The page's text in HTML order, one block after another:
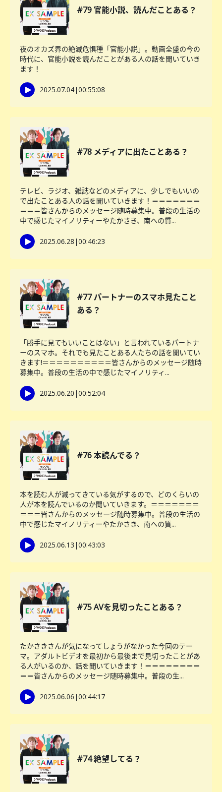
#79 官能小説、読んだことある？
夜のオカズ界の絶滅危惧種「官能小説」。動画全盛の今の
時代に、官能小説を読んだことがある人の話を聞いていき
ます！
2025.07.04|00:55:08
#78 メディアに出たことある？
テレビ、ラジオ、雑誌などのメディアに、少しでもいいの
で出たことある人の話を聞いていきます！＝＝＝＝＝＝＝
＝＝＝皆さんからのメッセージ随時募集中。普段の生活の
中で感じたマイノリティーやたかさき、南への質...
2025.06.28 |00:46:23
#77 パートナーのスマホ見たこと
ある？
「勝手に見てもいいことはない」と言われているパートナ
ーのスマホ。それでも見たことある人たちの話を聞いてい
きます!＝＝＝＝＝＝＝＝＝＝皆さんからのメッセージ随時
募集中。普段の生活の中で感じたマイノリティ...
2025.06.20 |00:52:04
#76 本読んでる？
本を読む人が減ってきている気がするので、どのくらいの
人が本を読んでいるのか聞いていきます。＝＝＝＝＝＝＝
＝＝＝皆さんからのメッセージ随時募集中。普段の生活の
中で感じたマイノリティーやたかさき、南への質...
2025.06.13 |00:43:03
#75 AVを見切ったことある？
たかさきさんが気になってしょうがなかった今回のテー
マ。アダルトビデオを最初から最後まで見切ったことがあ
る人がいるのか、話を聞いていきます！＝＝＝＝＝＝＝＝
＝＝皆さんからのメッセージ随時募集中。普段の生...
2025.06.06 |00:44:17
#74 絶望してる？